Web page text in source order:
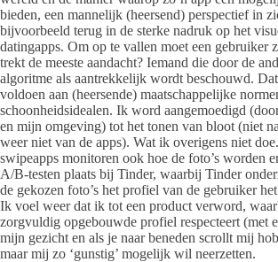
bieden, een mannelijk (heersend) perspectief in
bijvoorbeeld terug in de sterke nadruk op het
datingapps. Om op te vallen moet een gebruiker
trekt de meeste aandacht? Iemand die door de
algoritme als aantrekkelijk wordt beschouwd.
voldoen aan (heersende) maatschappelijke
schoonheidsidealen. Ik word aangemoedigd
en mijn omgeving) tot het tonen van bloot (niet
weer niet van de apps). Wat ik overigens niet
swipeapps monitoren ook hoe de foto’s worden
A/B-testen plaats bij Tinder, waarbij Tinder
de gekozen foto’s het profiel van de gebruiker
Ik voel weer dat ik tot een product verword,
zorgvuldig opgebouwde profiel respecteert (met
mijn gezicht en als je naar beneden scrollt mij
maar mij zo ‘gunstig’ mogelijk wil neerzetten.